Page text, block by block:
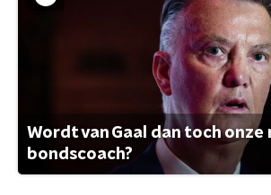
Wordt van Gaal dan toch onze
bondscoach?